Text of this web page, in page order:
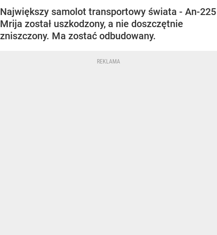
Największy samolot transportowy świata - An-225
Mrija został uszkodzony, a nie doszczętnie
zniszczony. Ma zostać odbudowany.